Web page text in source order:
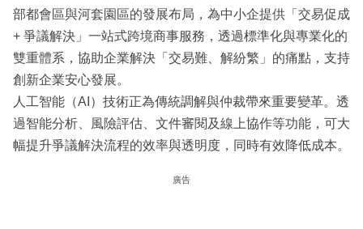
部都會區與河套園區的發展布局，為中小企提供「交易促成
+ 爭議解決」一站式跨境商事服務，透過標準化與專業化的
雙重體系，協助企業解決「交易難、解紛繁」的痛點，支持
創新企業安心發展。
人工智能（AI）技術正為傳統調解與仲裁帶來重要變革。透
過智能分析、風險評估、文件審閱及線上協作等功能，可大
幅提升爭議解決流程的效率與透明度，同時有效降低成本。
廣告